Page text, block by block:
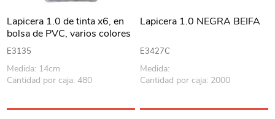
Lapicera 1.0 de tinta x6, en
bolsa de PVC, varios colores
E3135
Medida: 14cm
Cantidad por caja: 480
Lapicera 1.0 NEGRA BEIFA
E3427C
Medida:
Cantidad por caja: 2000